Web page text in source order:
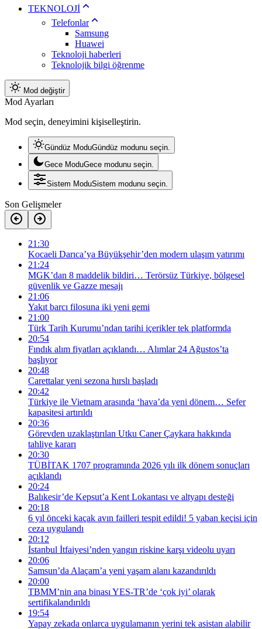
TEKNOLOJİ
Telefonlar
Samsung
Huawei
Teknoloji haberleri
Teknolojik bilgi öğrenme
Mod değiştir
Mod Ayarları
Mod seçin, deneyimini kişiselleştirin.
Gündüz ModuGündüz modunu seçin.
Gece ModuGece modunu seçin.
Sistem ModuSistem modunu seçin.
Son Gelişmeler
21:30
Kocaeli Darıca’ya Büyükşehir’den modern ulaşım yatırımı
21:24
MGK’dan 8 maddelik bildiri… Terörsüz Türkiye, bölgesel
güvenlik ve Gazze mesajı
21:06
Yakıt barcı filosuna iki yeni gemi
21:00
Türk Tarih Kurumu’ndan tarihi içerikler tek platformda
20:54
Fındık alım fiyatları açıklandı… Alımlar 24 Ağustos’ta
başlıyor
20:48
Carettalar yeni sezona hırslı başladı
20:42
Türkiye ile Vietnam arasında ‘hava’da yeni dönem… Sefer
kapasitesi artırıldı
20:36
Görevden uzaklaştırılan Utku Caner Çaykara hakkında
tahliye kararı
20:30
TÜBİTAK 1707 programında 2026 yılı ilk dönem sonuçları
açıklandı
20:24
Balıkesir’de Kepsut’a Kent Lokantası ve altyapı desteği
20:18
6 yıl önceki kaçak avın failleri tespit edildi! 5 yaban keçisi için
ceza uygulandı
20:12
İstanbul İtfaiyesi’nden yangın riskine karşı videolu uyarı
20:06
Samsun’da Alaçam’a yeni yaşam alanı kazandırıldı
20:00
TBMM’nin ana binası YES-TR’de ‘çok iyi’ olarak
sertifikalandırıldı
19:54
Yapay zekada onlarca uygulamanın yerini tek asistan alabilir